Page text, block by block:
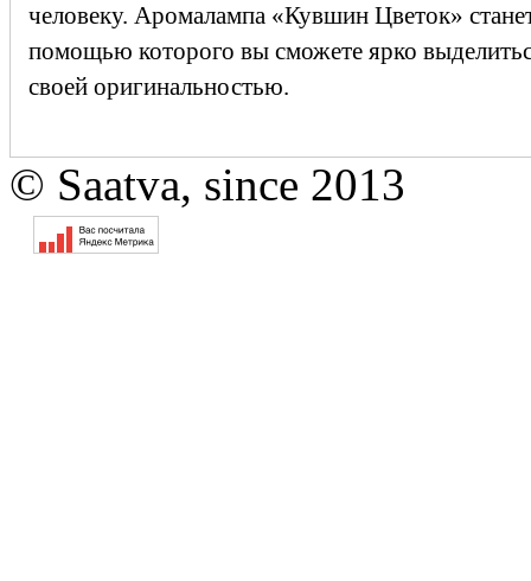
человеку. Аромалампа «Кувшин Цветок»
помощью которого вы сможете ярко
своей оригинальностью.
© Saatva, since 2013